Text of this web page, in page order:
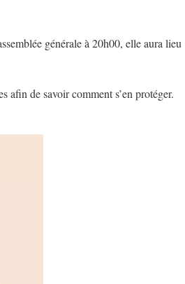
générale à 20h00, elle aura lieu
afin de savoir comment s’en protéger.